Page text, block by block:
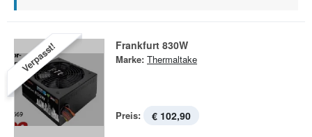
Verpasst! Frankfurt 830W
Marke: Thermaltake
Preis: € 102,90